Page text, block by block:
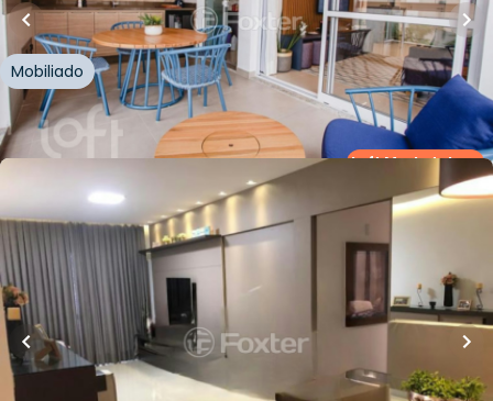
Loft Marketplace
Rua das Corticeiras,Campeche,Florianópolis
Mobiliado
Whatsapp
Cód.1007410
R$2.200.000,00
112m² • 3 quartos•3banheiros
vagas
Apartamento • Villas Do Campeche
Rua das Corticeiras,Campeche Florianópolis